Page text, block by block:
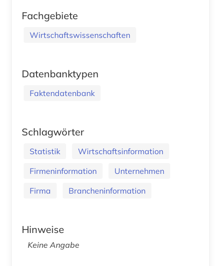
Fachgebiete
Wirtschaftswissenschaften
Datenbanktypen
Faktendatenbank
Schlagwörter
Statistik
Wirtschaftsinformation
Firmeninformation
Unternehmen
Firma
Brancheninformation
Hinweise
Keine Angabe